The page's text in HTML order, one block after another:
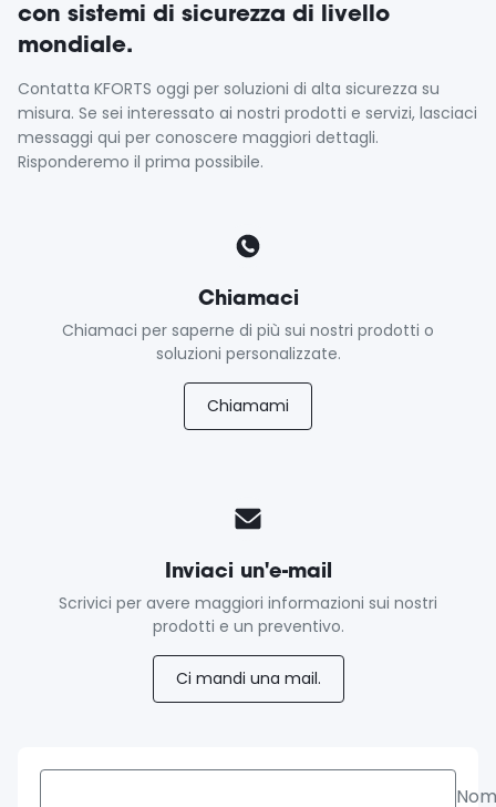
con sistemi di sicurezza di livello
mondiale.
Contatta KFORTS oggi per soluzioni di alta sicurezza su
misura. Se sei interessato ai nostri prodotti e servizi, lasciaci
messaggi qui per conoscere maggiori dettagli.
Risponderemo il prima possibile.
Chiamaci
Chiamaci per saperne di più sui nostri prodotti o
soluzioni personalizzate.
Chiamami
Inviaci un'e-mail
Scrivici per avere maggiori informazioni sui nostri
prodotti e un preventivo.
Ci mandi una mail.